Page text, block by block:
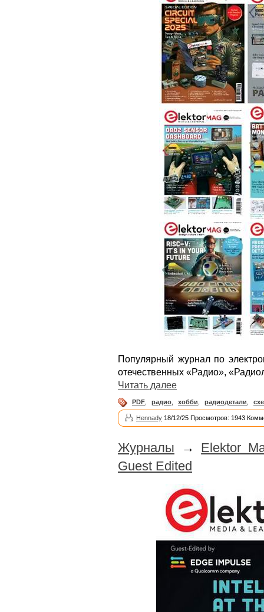
Популярный журнал по
отечественных «Радио»,
Читать далее
PDF радио хобби радиодетали
Hennady 18/12/25 Просмотров: 1943
Журналы → Elektor
Guest Edited